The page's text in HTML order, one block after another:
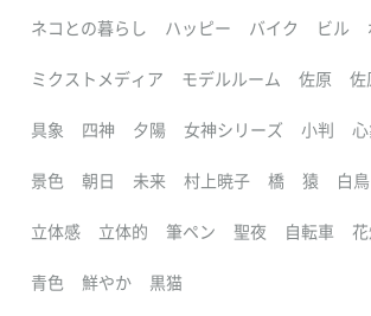
ネコとの暮らし ハッピー バイク ビル
ミクストメディア モデルルーム 佐原 佐
具象 四神 夕陽 女神シリーズ 小判
景色 朝日 未来 村上暁子 橋 猿 白鳥
立体感 立体的 筆ペン 聖夜 自転車
青色 鮮やか 黒猫